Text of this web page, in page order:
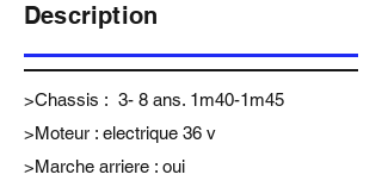
Description
>Chassis : 3- 8 ans. 1m40-1m45
>Moteur : electrique 36 v
>Marche arriere : oui